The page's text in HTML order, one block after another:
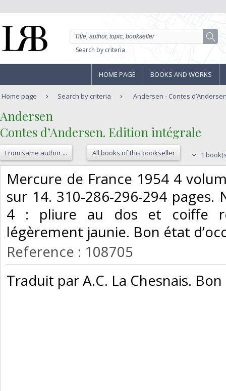
Search by criteria
HOME PAGE BOOKS AND WORKS
Home page Search by criteria Andersen - Contes
‎Andersen‎
‎Contes d’Andersen. Edition intégrale‎
From same author ... All books of this bookseller 1
‎Mercure de France 1954 4
sur 14. 310-286-296-294 pages.
4 : pliure au dos et coiffe
légèrement jaunie. Bon état
Reference : 108705
‎Traduit par A.C. La Chesnais.